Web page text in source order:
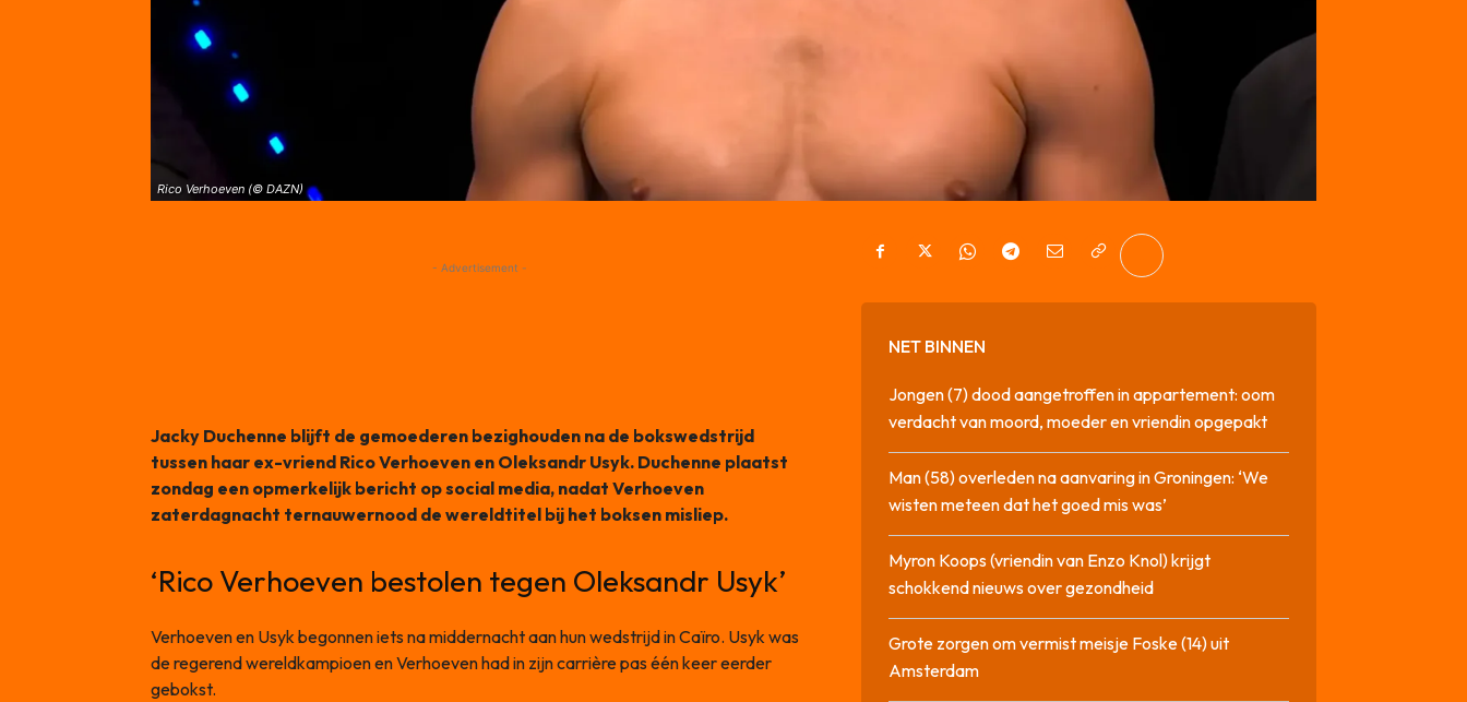
Rico Verhoeven (© DAZN)
- Advertisement -
Jacky Duchenne blijft de gemoederen bezighouden na de bokswedstrijd
tussen haar ex-vriend Rico Verhoeven en Oleksandr Usyk. Duchenne plaatst
zondag een opmerkelijk bericht op social media, nadat Verhoeven
zaterdagnacht ternauwernood de wereldtitel bij het boksen misliep.
‘Rico Verhoeven bestolen tegen Oleksandr Usyk’
Verhoeven en Usyk begonnen iets na middernacht aan hun wedstrijd in Caïro. Usyk was
de regerend wereldkampioen en Verhoeven had in zijn carrière pas één keer eerder
gebokst.
NET BINNEN
Jongen (7) dood aangetroffen in appartement: oom
verdacht van moord, moeder en vriendin opgepakt
Man (58) overleden na aanvaring in Groningen: ‘We
wisten meteen dat het goed mis was’
Myron Koops (vriendin van Enzo Knol) krijgt
schokkend nieuws over gezondheid
Grote zorgen om vermist meisje Foske (14) uit
Amsterdam